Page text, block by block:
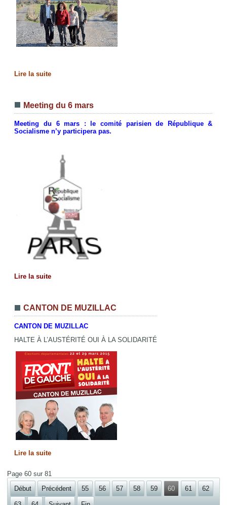
Lire la suite
Meeting du 6 mars
Meeting du 6 mars : le comité parisien de République &
Socialisme n’y participera pas.
Lire la suite
CANTON DE MUZILLAC
CANTON DE MUZILLAC
HALTE À L’AUSTÉRITÉ OUI À LA SOLIDARITÉ
Lire la suite
Page 60 sur 81
Début
Précédent 55 56 57 58 59 60 61 62